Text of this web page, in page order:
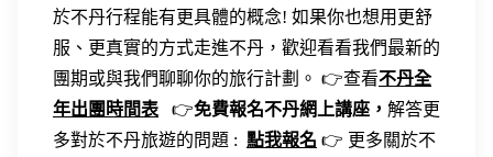
於不丹行程能有更具體的概念! 如果你也想用更舒
服、更真實的方式走進不丹，歡迎看看我們最新的
團期或與我們聊聊你的旅行計劃。 👉查看不丹全
年出團時間表
👉免費報名不丹網上講座， 解答更
多對於不丹旅遊的問題 : 點我報名 👉 更多關於不